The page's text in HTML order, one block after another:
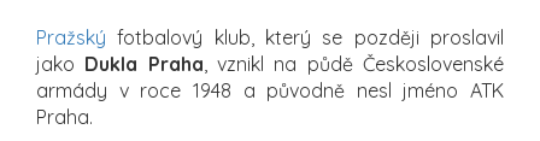
Pražský fotbalový klub, který se později proslavil
jako Dukla Praha , vznikl na půdě Československé
armády v roce 1948 a původně nesl jméno ATK
Praha.